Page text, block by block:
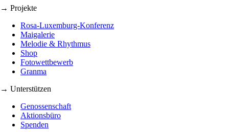
→ Projekte
Rosa-Luxemburg-Konferenz
Maigalerie
Melodie & Rhythmus
Shop
Fotowettbewerb
Granma
→ Unterstützen
Genossenschaft
Aktionsbüro
Spenden